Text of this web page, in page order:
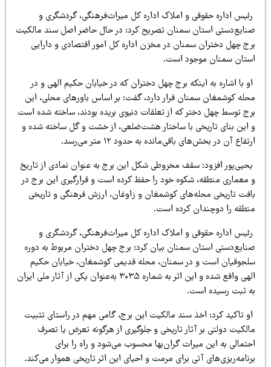
اداره حقوقی و املاک اداره کل میراث‌فرهنگی، گردشگری و
استان سمنان تصریح کرد: در حال حاضر اصل سند مالکیت
چهل دختران سمنان در مخزن اداره کل امور اقتصادی و دارایی
سمنان موجود است.
با اشاره به اینکه برج چهل دختران که در خیابان حکیم الهی و در
کوشمغان سمنان قرار دارد، گفت: بر اساس باورهای محلی، این
توسط چهل دختر که از تعلقات دنیوی بریده بودند، ساخته شده است
این بنای تاریخی با ساختار هشت‌ضلعی، از خشت و گل ساخته شده و
آن در بخش‌های باقی‌مانده به حدود ۱۲ متر می‌رسد.
افزود: سقف مخروطی شکل این برج به عنوان نمادی از تاریخ
معماری منطقه، شکوه خود را حفظ کرده است و قرارگیری این برج در
تاریخی محله‌های کوشمغان و زاوغان، ارزش فرهنگی و تاریخی
را دوچندان کرده است.
اداره حقوقی و املاک اداره کل میراث‌فرهنگی، گردشگری و
استان سمنان بیان کرد: برج چهل دختران مربوط به دوره
است و در سمنان، محله قدیمی کوشمغان، خیابان حکیم
الهی واقع شده و این اثر به شماره ۳۰۳۵ به‌عنوان یکی از آثار ملی ایران
ثبت رسیده است.
تاکید کرد: اخذ سند مالکیت این برج، گامی مهم در راستای تثبیت
دولتی بر آثار تاریخی و جلوگیری از هرگونه تعرض یا تصرف
به این میراث گران‌بها محسوب می‌شود و راه را برای
آتی برای مرمت و احیای این اثر تاریخی هموار می‌کند.